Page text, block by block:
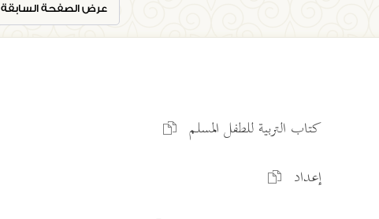
عرض الصفحة السابقة
كتاب التربية للطفل المسلم
إعداد